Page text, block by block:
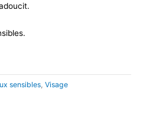
sensibles, Visage